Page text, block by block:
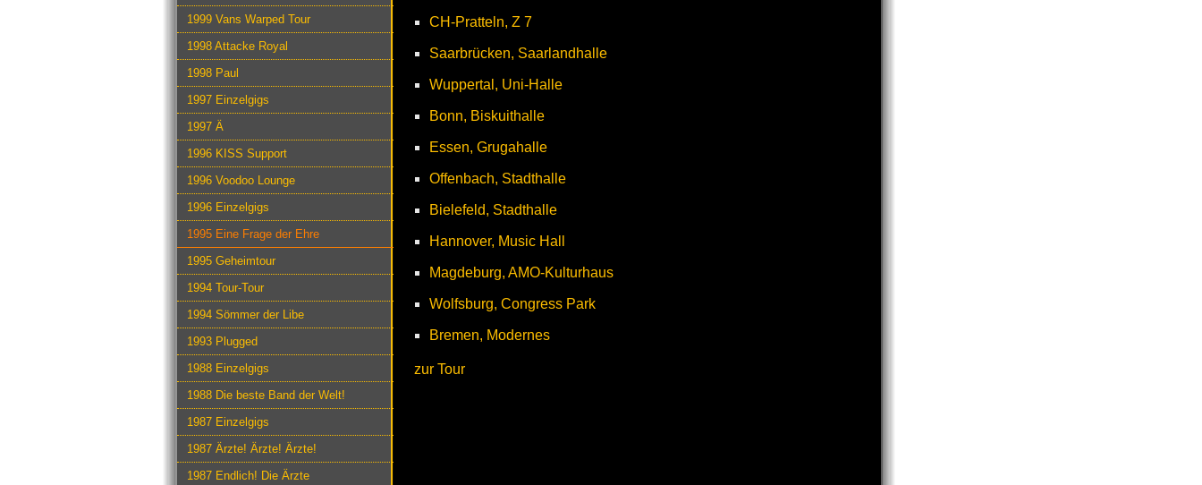
1999 Vans Warped Tour
1998 Attacke Royal
1998 Paul
1997 Einzelgigs
1997 Ä
1996 KISS Support
1996 Voodoo Lounge
1996 Einzelgigs
1995 Eine Frage der Ehre
1995 Geheimtour
1994 Tour-Tour
1994 Sömmer der Libe
1993 Plugged
1988 Einzelgigs
1988 Die beste Band der Welt!
1987 Einzelgigs
1987 Ärzte! Ärzte! Ärzte!
1987 Endlich! Die Ärzte
CH-Pratteln, Z 7
Saarbrücken, Saarlandhalle
Wuppertal, Uni-Halle
Bonn, Biskuithalle
Essen, Grugahalle
Offenbach, Stadthalle
Bielefeld, Stadthalle
Hannover, Music Hall
Magdeburg, AMO-Kulturhaus
Wolfsburg, Congress Park
Bremen, Modernes
zur Tour